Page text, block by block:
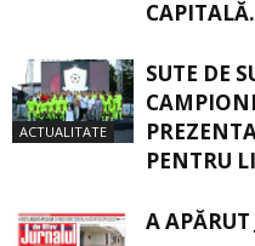
ACTUALITATE
SUTE DE
PENTRU
A